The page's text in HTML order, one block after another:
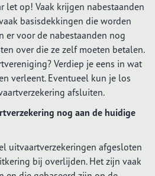
let op! Vaak krijgen nabestaanden
basisdekkingen die worden
er voor de nabestaanden nog
over die ze zelf moeten betalen.
Verdiep je eens in wat
verleent. Eventueel kun je los
afsluiten.
nog aan de huidige
uitvaartverzekeringen afgesloten
bij overlijden. Het zijn vaak